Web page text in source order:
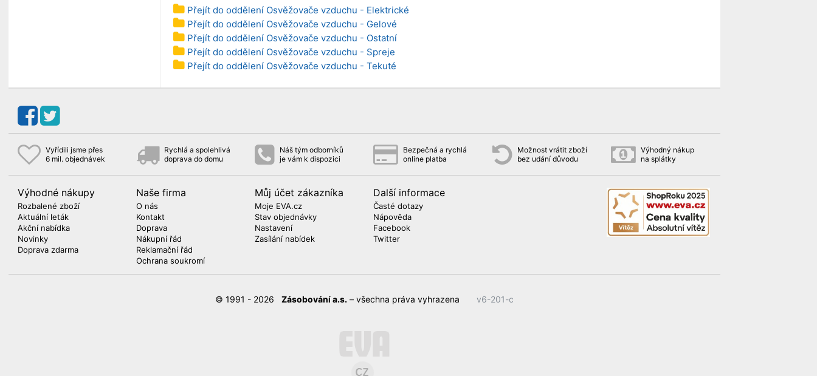
Přejít do oddělení Osvěžovače vzduchu - Elektrické
Přejít do oddělení Osvěžovače vzduchu - Gelové
Přejít do oddělení Osvěžovače vzduchu - Ostatní
Přejít do oddělení Osvěžovače vzduchu - Spreje
Přejít do oddělení Osvěžovače vzduchu - Tekuté
Vyřídili jsme přes
6 mil. objednávek
Rychlá a spolehlivá
doprava do domu
Náš tým odborníků
je vám k dispozici
Bezpečná a rychlá
online platba
Možnost vrátit zboží
bez udání důvodu
Výhodný nákup
na splátky
Výhodné nákupy
Rozbalené zboží
Aktuální leták
Akční nabídka
Novinky
Doprava zdarma
Naše firma
O nás
Kontakt
Doprava
Nákupní řád
Reklamační řád
Ochrana soukromí
Můj účet zákazníka
Moje EVA.cz
Stav objednávky
Nastavení
Zasílání nabídek
Další informace
Časté dotazy
Nápověda
Facebook
Twitter
© 1991 - 2026 Zásobování a.s. – všechna práva vyhrazena v6-201-c